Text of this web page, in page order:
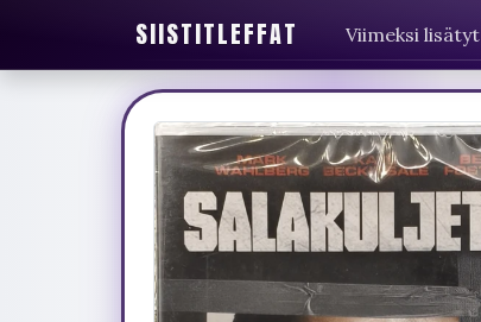
SIISTITLEFFAT Viimeksi lisätyt